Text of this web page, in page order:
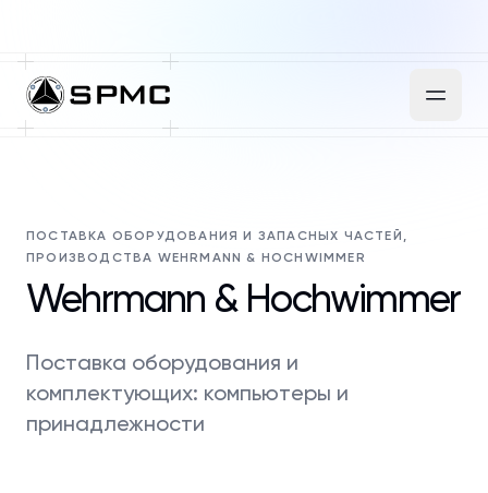
ПОСТАВКА ОБОРУДОВАНИЯ И ЗАПАСНЫХ ЧАСТЕЙ,
ПРОИЗВОДСТВА WEHRMANN & HOCHWIMMER
Wehrmann & Hochwimmer
Поставка оборудования и
комплектующих: компьютеры и
принадлежности